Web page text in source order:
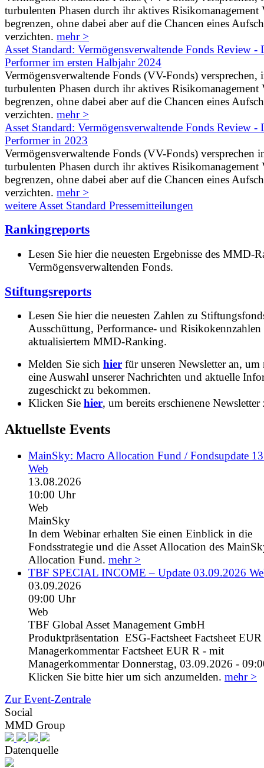
turbulenten Phasen durch ihr aktives Risikomanagement
begrenzen, ohne dabei aber auf die Chancen eines
verzichten. mehr >
Asset Standard: Vermögensverwaltende Fonds Review -
Performer im ersten Halbjahr 2024
Vermögensverwaltende Fonds (VV-Fonds) versprechen,
turbulenten Phasen durch ihr aktives Risikomanagement
begrenzen, ohne dabei aber auf die Chancen eines
verzichten. mehr >
Asset Standard: Vermögensverwaltende Fonds Review -
Performer in 2023
Vermögensverwaltende Fonds (VV-Fonds) versprechen
turbulenten Phasen durch ihr aktives Risikomanagement
begrenzen, ohne dabei aber auf die Chancen eines
verzichten. mehr >
weitere Asset Standard Pressemitteilungen
Rankingreports
Lesen Sie hier die neuesten Ergebnisse des MMD-
Vermögensverwaltenden Fonds.
Stiftungsreports
Lesen Sie hier die neuesten Zahlen zu
Ausschüttung, Performance- und
aktualisiertem MMD-Ranking.
Melden Sie sich hier für unseren Newsletter an, um
eine Auswahl unserer Nachrichten und aktuelle
zugeschickt zu bekommen.
Klicken Sie hier, um bereits erschienene Newsletter
Aktuellste Events
MainSky: Macro Allocation Fund / Fondsupdate
Web
13.08.2026
10:00 Uhr
Web
MainSky
In dem Webinar erhalten Sie einen Einblick in die
Fondsstrategie und die Asset Allocation des
Allocation Fund. mehr >
TBF SPECIAL INCOME – Update 03.09.2026
03.09.2026
09:00 Uhr
Web
TBF Global Asset Management GmbH
Produktpräsentation ESG-Factsheet Factsheet
Managerkommentar Factsheet EUR R - mit
Managerkommentar Donnerstag, 03.09.2026 -
Klicken Sie bitte hier um sich anzumelden. mehr >
Zur Event-Zentrale
Social
MMD Group
Datenquelle